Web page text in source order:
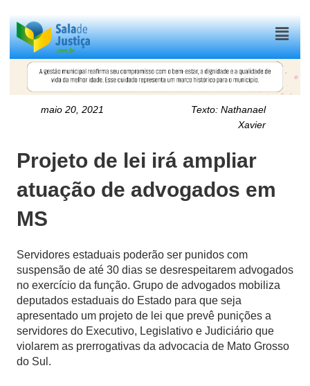
Menu
maio 20, 2021 Texto:Nathanael
Xavier
Projeto de lei irá ampliar
atuação de advogados em
MS
Servidores estaduais poderão ser punidos com
suspensão de até 30 dias se desrespeitarem advogados
no exercício da função. Grupo de advogados mobiliza
deputados estaduais do Estado para que seja
apresentado um projeto de lei que prevê punições a
servidores do Executivo, Legislativo e Judiciário que
violarem as prerrogativas da advocacia de Mato Grosso
do Sul.